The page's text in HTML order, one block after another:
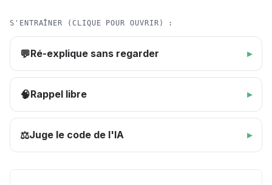
S'ENTRAÎNER (CLIQUE POUR OUVRIR) :
💬Ré-explique sans regarder
🧠Rappel libre
⚖️Juge le code de l'IA